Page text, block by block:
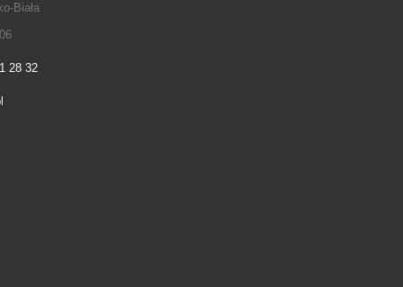
Biała
28 32